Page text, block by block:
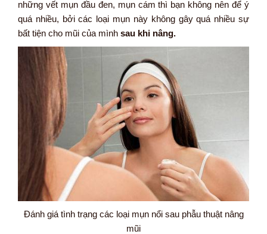
những vết mụn đầu đen, mụn cám thì bạn không nên để ý
quá nhiều, bởi các loại mụn này không gây quá nhiều sự
bất tiện cho mũi của mình sau khi nâng.
Đánh giá tình trạng các loại mụn nổi sau phẫu thuật nâng
mũi